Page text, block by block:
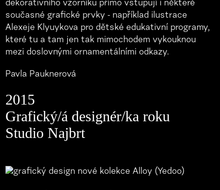
dekorativního vzorníku přímo vstupují i některé
současné grafické prvky - například ilustrace
Alexeje Klyuykova pro dětské edukativní programy,
které tu a tam jen tak mimochodem vykouknou
mezi doslovnými ornamentálními odkazy.
Pavla Pauknerová
2015
Grafický/á designér/ka roku
Studio Najbrt